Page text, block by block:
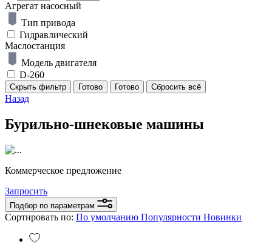
Агрегат насосный
Тип привода
Гидравлический
Маслостанция
Модель двигателя
D-260
Скрыть фильтр Готово Готово Сбросить всё
Назад
Бурильно-шнековые машины
Коммерческое предложение
Запросить
Подбор по параметрам
Сортировать по: По умолчанию Популярности Новинки